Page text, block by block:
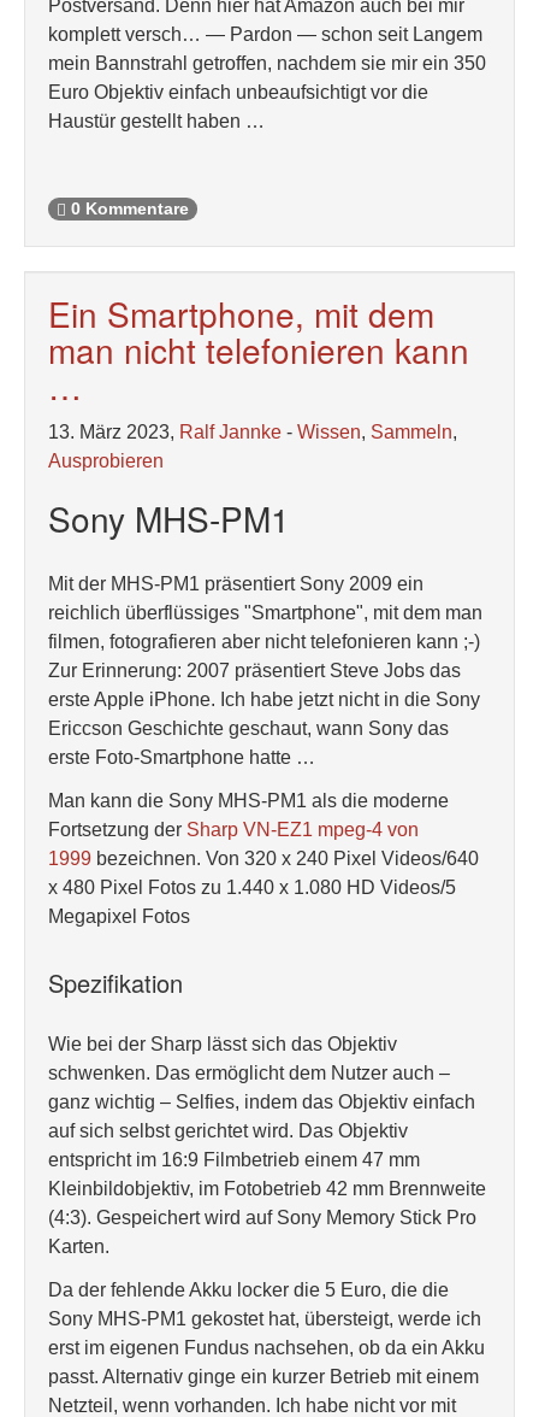
Postversand. Denn hier hat Amazon auch bei mir
komplett versch… — Pardon — schon seit Langem
mein Bannstrahl getroffen, nachdem sie mir ein 350
Euro Objektiv einfach unbeaufsichtigt vor die
Haustür gestellt haben …
0 Kommentare
Ein Smartphone, mit dem
man nicht telefonieren kann
…
13. März 2023, Ralf Jannke - Wissen, Sammeln,
Ausprobieren
Sony MHS-PM1
Mit der MHS-PM1 präsentiert Sony 2009 ein
reichlich überflüssiges "Smartphone", mit dem man
filmen, fotografieren aber nicht telefonieren kann ;-)
Zur Erinnerung: 2007 präsentiert Steve Jobs das
erste Apple iPhone. Ich habe jetzt nicht in die Sony
Ericcson Geschichte geschaut, wann Sony das
erste Foto-Smartphone hatte …
Man kann die Sony MHS-PM1 als die moderne
Fortsetzung der Sharp VN-EZ1 mpeg-4 von
1999 bezeichnen. Von 320 x 240 Pixel Videos/640
x 480 Pixel Fotos zu 1.440 x 1.080 HD Videos/5
Megapixel Fotos
Spezifikation
Wie bei der Sharp lässt sich das Objektiv
schwenken. Das ermöglicht dem Nutzer auch –
ganz wichtig – Selfies, indem das Objektiv einfach
auf sich selbst gerichtet wird. Das Objektiv
entspricht im 16:9 Filmbetrieb einem 47 mm
Kleinbildobjektiv, im Fotobetrieb 42 mm Brennweite
(4:3). Gespeichert wird auf Sony Memory Stick Pro
Karten.
Da der fehlende Akku locker die 5 Euro, die die
Sony MHS-PM1 gekostet hat, übersteigt, werde ich
erst im eigenen Fundus nachsehen, ob da ein Akku
passt. Alternativ ginge ein kurzer Betrieb mit einem
Netzteil, wenn vorhanden. Ich habe nicht vor mit